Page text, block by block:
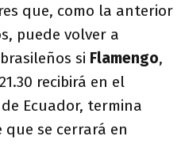
que, como la anterior
puede volver a
si Flamengo,
recibirá en el
Ecuador, termina
que se cerrará en